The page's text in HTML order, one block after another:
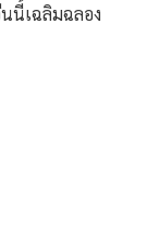
นี้เฉลิมฉลอง